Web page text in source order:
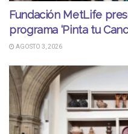
Fundación MetLife
programa ‘Pinta tu
AGOSTO 3, 2026